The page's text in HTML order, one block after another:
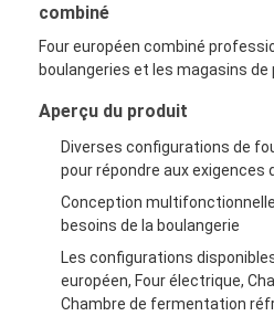
combiné
Four européen combiné
boulangeries et les magasins de
Aperçu du produit
Diverses configurations de
pour répondre aux exigences
Conception
besoins de la boulangerie
Les configurations
européen, Four électrique,
Chambre de fermentation